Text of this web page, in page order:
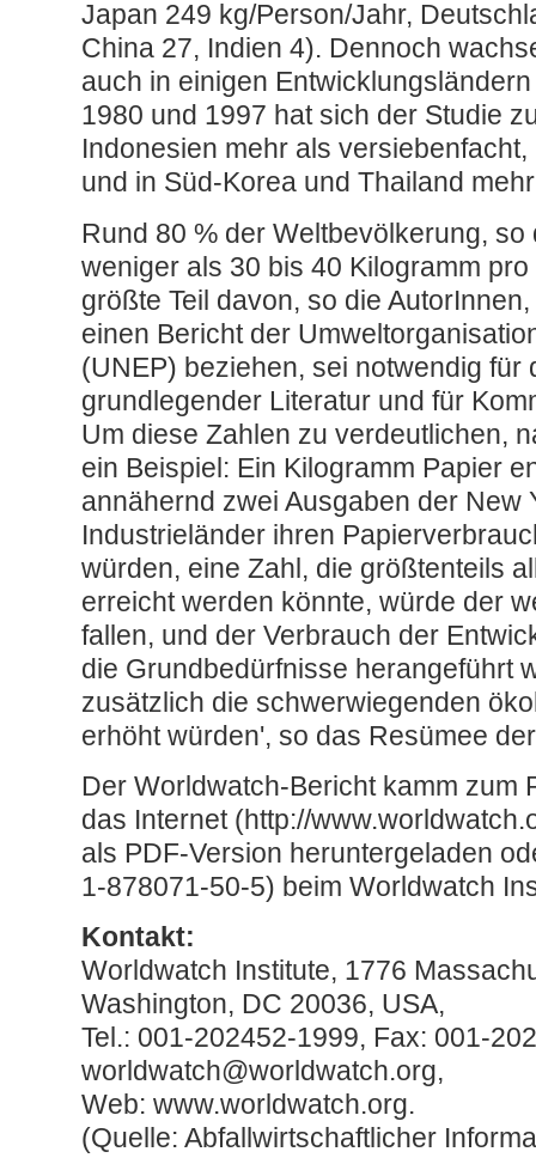
Japan 249 kg/Person/Jahr,
China 27, Indien 4). Dennoch
auch in einigen
1980 und 1997 hat sich der Studie
Indonesien mehr als
und in Süd-Korea und Thailand
Rund 80 % der Weltbevölkerung,
weniger als 30 bis 40 Kilogramm
größte Teil davon, so die
einen Bericht der
(UNEP) beziehen, sei notwendig für
grundlegender Literatur und für
Um diese Zahlen zu verdeutlichen,
ein Beispiel: Ein Kilogramm Papier
annähernd zwei Ausgaben der New
Industrieländer ihren
würden, eine Zahl, die größtenteils
erreicht werden könnte, würde der
fallen, und der Verbrauch der
die Grundbedürfnisse herangeführt
zusätzlich die schwerwiegenden
erhöht würden', so das Resümee
Der Worldwatch-Bericht kamm zum
das Internet (http://
als PDF-Version heruntergeladen
1-878071-50-5) beim Worldwatch
Kontakt:
Worldwatch Institute, 1776
Washington, DC 20036, USA,
Tel.: 001-202452-1999, Fax: 001-
worldwatch@worldwatch.org,
Web: www.worldwatch.org.
(Quelle: Abfallwirtschaftlicher